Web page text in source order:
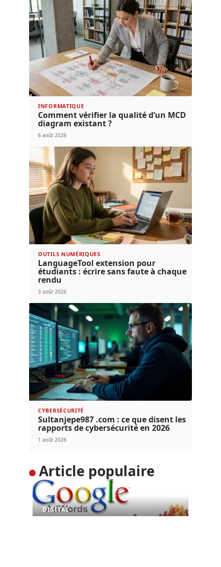
INFORMATIQUE
Comment vérifier la qualité d’un MCD
diagram existant ?
6 août 2026
OUTILS NUMÉRIQUES
LanguageTool extension pour
étudiants : écrire sans faute à chaque
rendu
3 août 2026
CYBERSÉCURITÉ
Sultanjepe987 .com : ce que disent les
rapports de cybersécurité en 2026
1 août 2026
Article populaire
DIGITAL